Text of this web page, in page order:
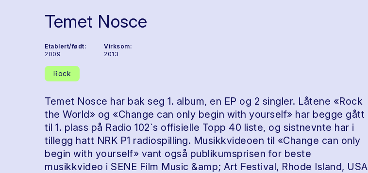
Temet Nosce
Etablert/født:
2009
Virksom:
2013
Rock
Temet Nosce har bak seg 1. album, en EP og 2 singler. Låtene «Rock
the World» og «Change can only begin with yourself» har begge gått
til 1. plass på Radio 102`s offisielle Topp 40 liste, og sistnevnte har i
tillegg hatt NRK P1 radiospilling. Musikkvideoen til «Change can only
begin with yourself» vant også publikumsprisen for beste
musikkvideo i SENE Film Music &amp; Art Festival, Rhode Island, USA